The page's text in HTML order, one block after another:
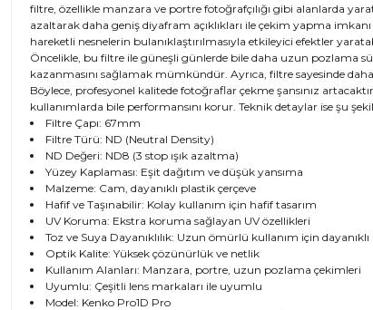
filtre, özellikle manzara ve portre fotoğrafçılığı gibi alanlarda
azaltarak daha geniş diyafram açıklıkları ile çekim yapma
hareketli nesnelerin bulanıklaştırılmasıyla etkileyici efektler
Öncelikle, bu filtre ile güneşli günlerde bile daha uzun pozlama
kazanmasını sağlamak mümkündür. Ayrıca, filtre sayesinde
Böylece, profesyonel kalitede fotoğraflar çekme şansınız
kullanımlarda bile performansını korur. Teknik detaylar ise şu
Filtre Çapı: 67mm
Filtre Türü: ND (Neutral Density)
ND Değeri: ND8 (3 stop ışık azaltma)
Yüzey Kaplaması: Eşit dağıtım ve düşük yansıma
Malzeme: Cam, dayanıklı plastik çerçeve
Hafif ve Taşınabilir: Kolay kullanım için hafif tasarım
UV Koruma: Ekstra koruma sağlayan UV özellikleri
Toz ve Suya Dayanıklılık: Uzun ömürlü kullanım için
Optik Kalite: Yüksek çözünürlük ve netlik
Kullanım Alanları: Manzara, portre, uzun pozlama çekimleri
Uyumlu: Çeşitli lens markaları ile uyumlu
Model: Kenko Pro1D Pro